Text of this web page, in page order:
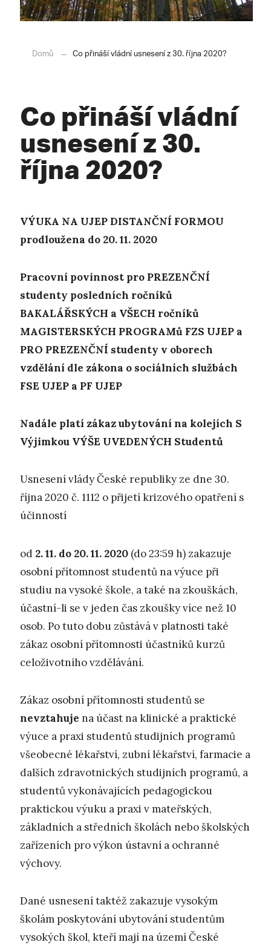
Domů Co přináší vládní usnesení z 30. října 2020?
Co přináší vládní
usnesení z 30.
října 2020?
VÝUKA NA UJEP DISTANČNÍ FORMOU
prodloužena do 20. 11. 2020
Pracovní povinnost pro PREZENČNÍ
studenty posledních ročníků
BAKALÁŘSKÝCH a VŠECH ročníků
MAGISTERSKÝCH PROGRAMů FZS UJEP a
PRO PREZENČNÍ studenty v oborech
vzdělání dle zákona o sociálních službách
FSE UJEP a PF UJEP
Nadále platí zákaz ubytování na kolejích S
Výjimkou VÝŠE UVEDENÝCH Studentů
Usnesení vlády České republiky ze dne 30.
října 2020 č. 1112 o přijetí krizového opatření s
účinností
od 2. 11. do 20. 11. 2020 (do 23:59 h) zakazuje
osobní přítomnost studentů na výuce při
studiu na vysoké škole, a také na zkouškách,
účastní-li se v jeden čas zkoušky více než 10
osob. Po tuto dobu zůstává v platnosti také
zákaz osobní přítomnosti účastníků kurzů
celoživotního vzdělávání.
Zákaz osobní přítomnosti studentů se
nevztahuje na účast na klinické a praktické
výuce a praxi studentů studijních programů
všeobecné lékařství, zubní lékařství, farmacie a
dalších zdravotnických studijních programů, a
studentů vykonávajících pedagogickou
praktickou výuku a praxi v mateřských,
základních a středních školách nebo školských
zařízeních pro výkon ústavní a ochranné
výchovy.
Dané usnesení taktéž zakazuje vysokým
školám poskytování ubytování studentům
vysokých škol, kteří mají na území České